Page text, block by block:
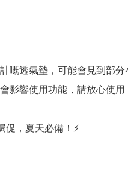
嘅透氣墊，可能會見到部分
影響使用功能，請放心使用
促，夏天必備！⚡️